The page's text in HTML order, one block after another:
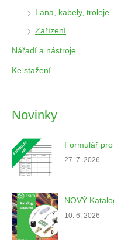
Lana, kabely, troleje
Zařízení
Nářadí a nástroje
Ke stažení
Novinky
Formulář
27. 7. 2026
NOVÝ
10. 6. 2026